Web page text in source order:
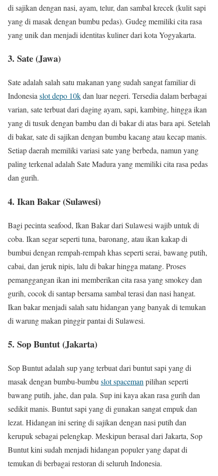
di sajikan dengan nasi, ayam, telur, dan sambal krecek (kulit sapi
yang di masak dengan bumbu pedas). Gudeg memiliki cita rasa
yang unik dan menjadi identitas kuliner dari kota Yogyakarta.
3. Sate (Jawa)
Sate adalah salah satu makanan yang sudah sangat familiar di
Indonesia slot depo 10kdan luar negeri. Tersedia dalam berbagai
varian, sate terbuat dari daging ayam, sapi, kambing, hingga ikan
yang di tusuk dengan bambu dan di bakar di atas bara api. Setelah
di bakar, sate di sajikan dengan bumbu kacang atau kecap manis.
Setiap daerah memiliki variasi sate yang berbeda, namun yang
paling terkenal adalah Sate Madura yang memiliki cita rasa pedas
dan gurih.
4. Ikan Bakar (Sulawesi)
Bagi pecinta seafood, Ikan Bakar dari Sulawesi wajib untuk di
coba. Ikan segar seperti tuna, baronang, atau ikan kakap di
bumbui dengan rempah-rempah khas seperti serai, bawang putih,
cabai, dan jeruk nipis, lalu di bakar hingga matang. Proses
pemanggangan ikan ini memberikan cita rasa yang smokey dan
gurih, cocok di santap bersama sambal terasi dan nasi hangat.
Ikan bakar menjadi salah satu hidangan yang banyak di temukan
di warung makan pinggir pantai di Sulawesi.
5. Sop Buntut (Jakarta)
Sop Buntut adalah sup yang terbuat dari buntut sapi yang di
masak dengan bumbu-bumbu slot spaceman pilihan seperti
bawang putih, jahe, dan pala. Sup ini kaya akan rasa gurih dan
sedikit manis. Buntut sapi yang di gunakan sangat empuk dan
lezat. Hidangan ini sering di sajikan dengan nasi putih dan
kerupuk sebagai pelengkap. Meskipun berasal dari Jakarta, Sop
Buntut kini sudah menjadi hidangan populer yang dapat di
temukan di berbagai restoran di seluruh Indonesia.